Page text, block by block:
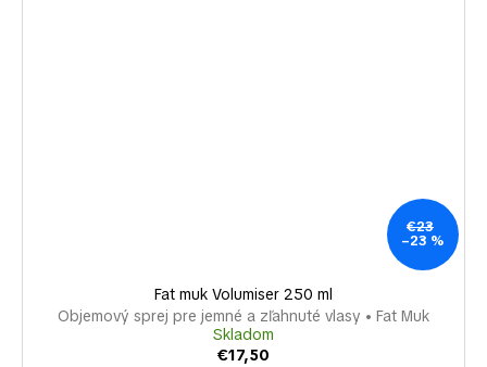
€23
–23 %
Fat muk Volumiser 250 ml
Objemový sprej pre jemné a zľahnuté vlasy • Fat Muk
Skladom
€17,50